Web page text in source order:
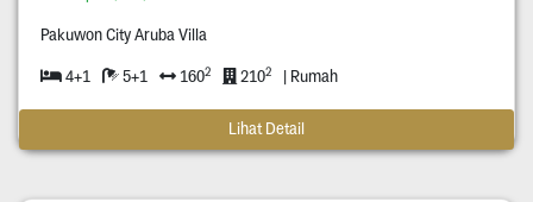
Pakuwon City Aruba Villa
4+1 5+1 1602 2102 | Rumah
Lihat Detail